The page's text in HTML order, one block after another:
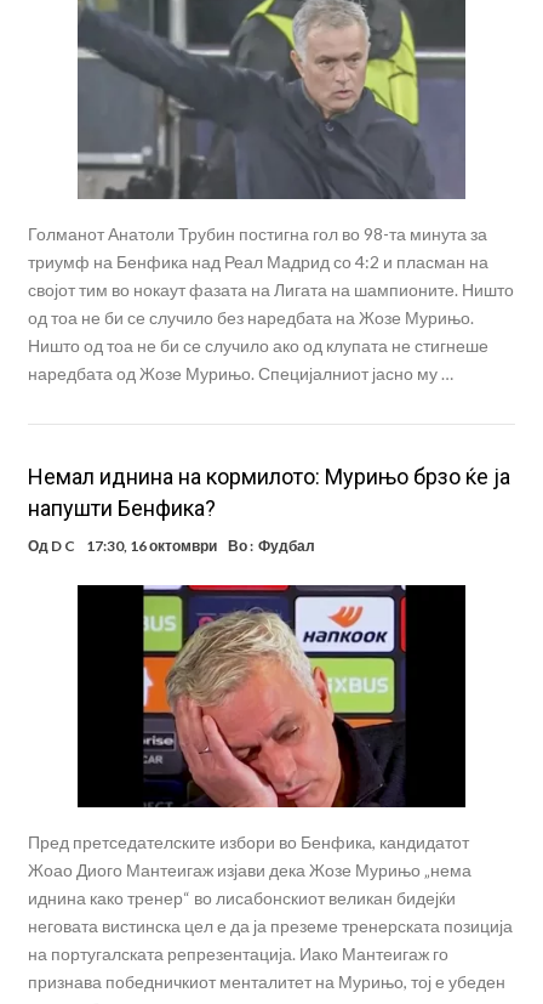
Голманот Анатоли Трубин постигна гол во 98-та минута за
триумф на Бенфика над Реал Мадрид со 4:2 и пласман на
својот тим во нокаут фазата на Лигата на шампионите. Ништо
од тоа не би се случило без наредбата на Жозе Мурињо.
Ништо од тоа не би се случило ако од клупата не стигнеше
наредбата од Жозе Мурињо. Специјалниот јасно му …
Немал иднина на кормилото: Мурињо брзо ќе ја
напушти Бенфика?
Од D C 17:30, 16 октомври Во : Фудбал
Пред претседателските избори во Бенфика, кандидатот
Жоао Диого Мантеигаж изјави дека Жозе Мурињо „нема
иднина како тренер“ во лисабонскиот великан бидејќи
неговата вистинска цел е да ја преземе тренерската позиција
на португалската репрезентација. Иако Мантеигаж го
признава победничкиот менталитет на Мурињо, тој е убеден